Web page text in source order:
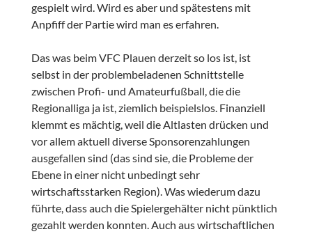
gespielt wird. Wird es aber und spätestens mit
Anpfiff der Partie wird man es erfahren.
Das was beim VFC Plauen derzeit so los ist, ist
selbst in der problembeladenen Schnittstelle
zwischen Profi- und Amateurfußball, die die
Regionalliga ja ist, ziemlich beispielslos. Finanziell
klemmt es mächtig, weil die Altlasten drücken und
vor allem aktuell diverse Sponsorenzahlungen
ausgefallen sind (das sind sie, die Probleme der
Ebene in einer nicht unbedingt sehr
wirtschaftsstarken Region). Was wiederum dazu
führte, dass auch die Spielergehälter nicht pünktlich
gezahlt werden konnten. Auch aus wirtschaftlichen